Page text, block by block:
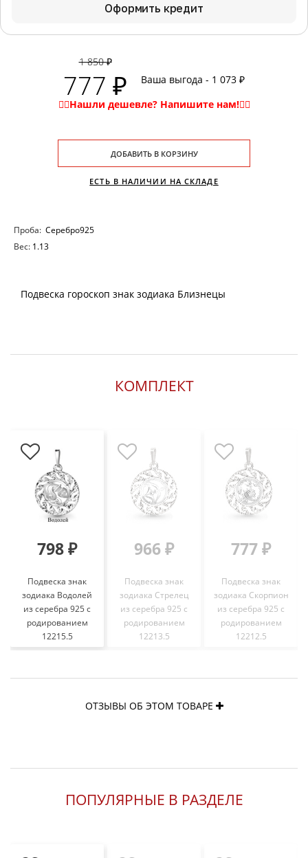
1 850 ₽
777 ₽ Ваша выгода - 1 073 ₽
Оформить кредит
ДОБАВИТЬ В КОРЗИНУ
ЕСТЬ В НАЛИЧИИ НА СКЛАДЕ
Проба: Серебро925
Вес: 1.13
Подвеска гороскоп знак зодиака Близнецы
КОМПЛЕКТ
798 ₽
Подвеска знак
зодиака Водолей
из серебра 925 с
родированием
12215.5
966 ₽
Подвеска знак
зодиака Стрелец
из серебра 925 с
родированием
12213.5
777 ₽
Подвеска знак
зодиака Скорпион
из серебра 925 с
родированием
12212.5
ОТЗЫВЫ ОБ ЭТОМ ТОВАРЕ
ПОПУЛЯРНЫЕ В РАЗДЕЛЕ